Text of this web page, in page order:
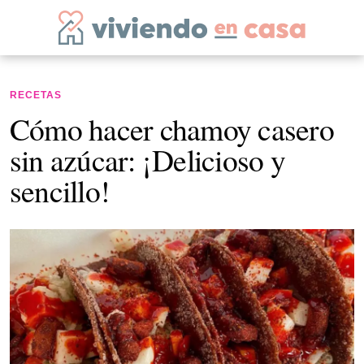
RECETAS
Cómo hacer chamoy casero
sin azúcar: ¡Delicioso y
sencillo!